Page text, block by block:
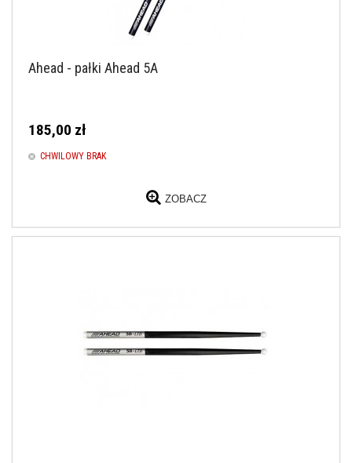
Ahead - pałki Ahead 5A
185,00 zł
CHWILOWY BRAK
ZOBACZ